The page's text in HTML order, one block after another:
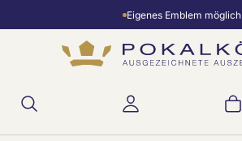
Zum Hauptinhalt springenEigenes Emblem möglich